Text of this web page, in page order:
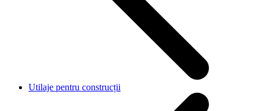
Utilaje pentru construcții